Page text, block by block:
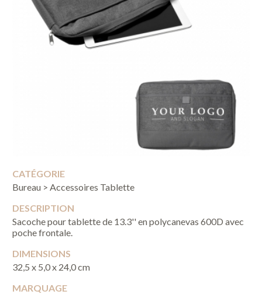
CATÉGORIE
Bureau > Accessoires Tablette
DESCRIPTION
Sacoche pour tablette de 13.3'' en polycanevas 600D avec
poche frontale.
DIMENSIONS
32,5 x 5,0 x 24,0 cm
MARQUAGE